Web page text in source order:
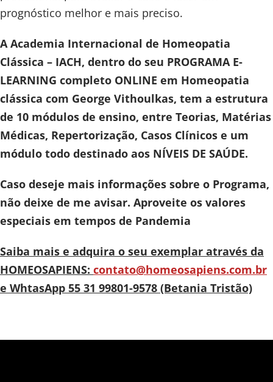
prognóstico melhor e mais preciso.
A Academia Internacional de Homeopatia
Clássica – IACH, dentro do seu PROGRAMA E-
LEARNING completo ONLINE em Homeopatia
clássica com George Vithoulkas, tem a estrutura
de 10 módulos de ensino, entre Teorias, Matérias
Médicas, Repertorização, Casos Clínicos e um
módulo todo destinado aos NÍVEIS DE SAÚDE.
Caso deseje mais informações sobre o Programa,
não deixe de me avisar. Aproveite os valores
especiais em tempos de Pandemia
Saiba mais e adquira o seu exemplar através da
HOMEOSAPIENS: contato@homeosapiens.com.br
e WhtasApp 55 31 99801-9578 (Betania Tristão)